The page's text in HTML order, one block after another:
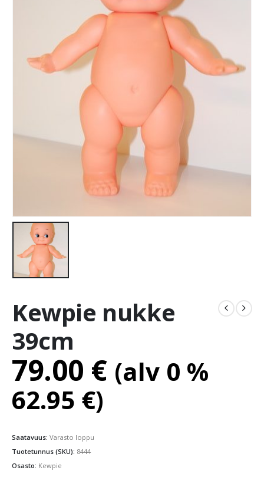
Kewpie nukke
39cm
79.00 € (alv 0 %
62.95 €)
Saatavuus: Varasto loppu
Tuotetunnus (SKU): 8444
Osasto: Kewpie